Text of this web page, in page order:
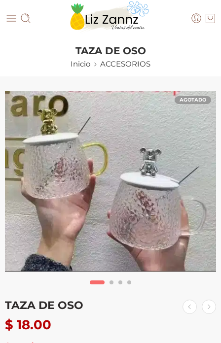
TAZA DE OSO
Inicio ACCESORIOS
AGOTADO
TAZA DE OSO
$ 18.00